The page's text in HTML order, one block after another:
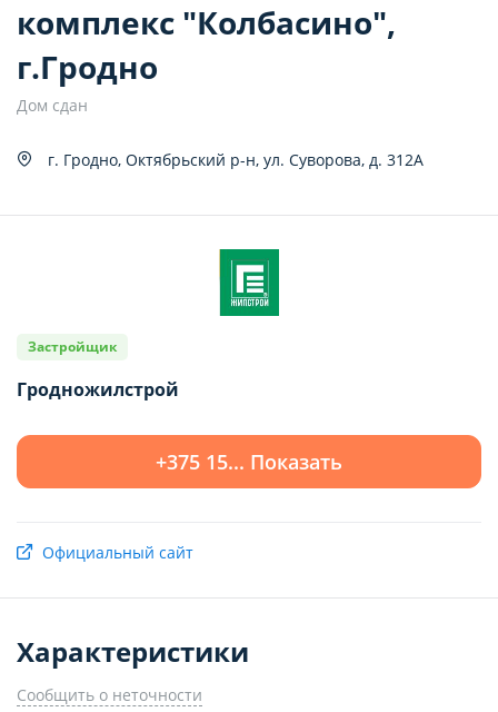
комплекс "Колбасино",
г.Гродно
Дом сдан
г. Гродно, Октябрьский р-н, ул. Суворова, д. 312А
Застройщик
Гродножилстрой
+375 15... Показать
Официальный сайт
Характеристики
Сообщить о неточности